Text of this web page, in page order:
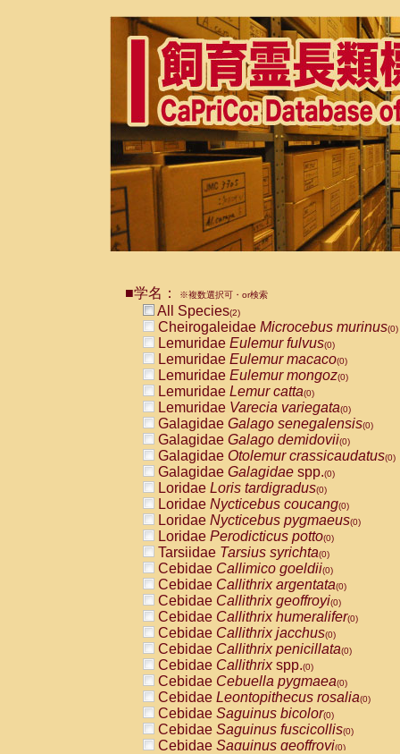
■学名： ※複数選択可・or検索
All Species(2)
Cheirogaleidae Microcebus murinus(0)
Lemuridae Eulemur fulvus(0)
Lemuridae Eulemur macaco(0)
Lemuridae Eulemur mongoz(0)
Lemuridae Lemur catta(0)
Lemuridae Varecia variegata(0)
Galagidae Galago senegalensis(0)
Galagidae Galago demidovii(0)
Galagidae Otolemur crassicaudatus(0)
Galagidae Galagidae spp.(0)
Loridae Loris tardigradus(0)
Loridae Nycticebus coucang(0)
Loridae Nycticebus pygmaeus(0)
Loridae Perodicticus potto(0)
Tarsiidae Tarsius syrichta(0)
Cebidae Callimico goeldii(0)
Cebidae Callithrix argentata(0)
Cebidae Callithrix geoffroyi(0)
Cebidae Callithrix humeralifer(0)
Cebidae Callithrix jacchus(0)
Cebidae Callithrix penicillata(0)
Cebidae Callithrixspp.(0)
Cebidae Cebuella pygmaea(0)
Cebidae Leontopithecus rosalia(0)
Cebidae Saguinus bicolor(0)
Cebidae Saguinus fuscicollis(0)
Cebidae Saguinus geoffroyi(0)